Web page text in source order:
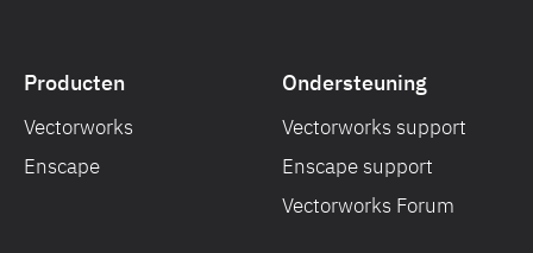
Producten
Vectorworks
Enscape
Ondersteuning
Vectorworks support
Enscape support
Vectorworks Forum